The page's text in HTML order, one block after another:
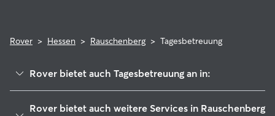
Rover > Hessen > Rauschenberg > Tagesbetreuung
Rover bietet auch Tagesbetreuung an in:
Rover bietet auch weitere Services in Rauschenberg